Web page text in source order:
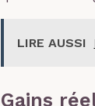
LIRE AUSSI
Gains